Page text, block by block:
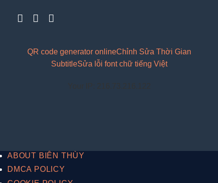
QR code generator onlineChỉnh Sửa Thời Gian
SubtitleSửa lỗi font chữ tiếng Việt
ABOUT BIÊN THÙY
DMCA POLICY